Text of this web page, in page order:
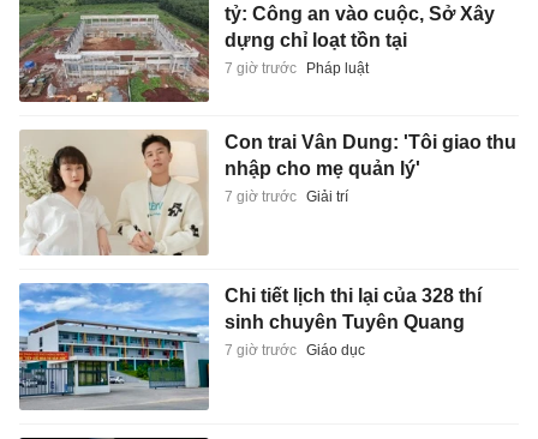
tỷ: Công an vào cuộc, Sở Xây
dựng chỉ loạt tồn tại
7 giờ trước Pháp luật
Con trai Vân Dung: 'Tôi giao thu
nhập cho mẹ quản lý'
7 giờ trước Giải trí
Chi tiết lịch thi lại của 328 thí
sinh chuyên Tuyên Quang
7 giờ trước Giáo dục